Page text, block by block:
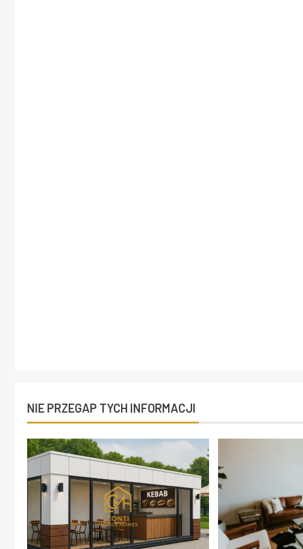
NIE PRZEGAP TYCH INFORMACJI